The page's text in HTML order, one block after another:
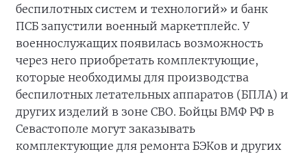
беспилотных систем и технологий» и банк
ПСБ запустили военный маркетплейс. У
военнослужащих появилась возможность
через него приобретать комплектующие,
которые необходимы для производства
беспилотных летательных аппаратов (БПЛА) и
других изделий в зоне СВО. Бойцы ВМФ РФ в
Севастополе могут заказывать
комплектующие для ремонта БЭКов и других